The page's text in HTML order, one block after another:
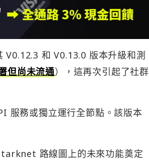
V0.12.3 和 V0.13.0 版本升級和測
但尚未流通），這再次引起了社群
服務或獨立運行全節點。該版本
路線圖上的未來功能奠定